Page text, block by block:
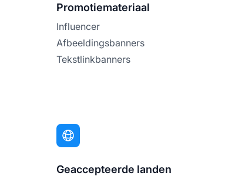
Promotiemateriaal
Influencer
Afbeeldingsbanners
Tekstlinkbanners
Geaccepteerde landen